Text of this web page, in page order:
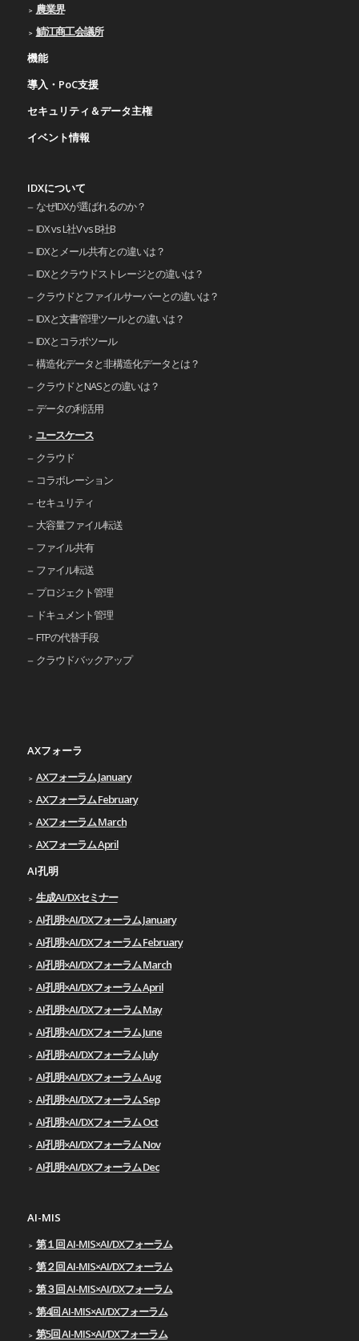
農業界
鯖江商工会議所
機能
導入・PoC支援
セキュリティ＆データ主権
イベント情報
IDXについて
なぜIDXが選ばれるのか？
IDX vs L社V vs B社B
IDXとメール共有との違いは？
IDXとクラウドストレージとの違いは？
クラウドとファイルサーバーとの違いは？
IDXと文書管理ツールとの違いは？
IDXとコラボツール
構造化データと非構造化データとは？
クラウドとNASとの違いは？
データの利活用
ユースケース
クラウド
コラボレーション
セキュリティ
大容量ファイル転送
ファイル共有
ファイル転送
プロジェクト管理
ドキュメント管理
FTPの代替手段
クラウドバックアップ
AXフォーラ
AXフォーラム January
AXフォーラム February
AXフォーラム March
AXフォーラム April
AI孔明
生成AI/DXセミナー
AI孔明×AI/DXフォーラム January
AI孔明×AI/DXフォーラム February
AI孔明×AI/DXフォーラム March
AI孔明×AI/DXフォーラム April
AI孔明×AI/DXフォーラム May
AI孔明×AI/DXフォーラム June
AI孔明×AI/DXフォーラム July
AI孔明×AI/DXフォーラム Aug
AI孔明×AI/DXフォーラム Sep
AI孔明×AI/DXフォーラム Oct
AI孔明×AI/DXフォーラム Nov
AI孔明×AI/DXフォーラム Dec
AI-MIS
第１回 AI-MIS×AI/DXフォーラム
第２回 AI-MIS×AI/DXフォーラム
第３回 AI-MIS×AI/DXフォーラム
第4回 AI-MIS×AI/DXフォーラム
第5回 AI-MIS×AI/DXフォーラム